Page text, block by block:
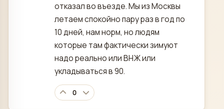
отказал во въезде. Мы из Москвы
летаем спокойно пару раз в год по
10 дней, нам норм, но людям
которые там фактически зимуют
надо реально или ВНЖ или
укладываться в 90.
0